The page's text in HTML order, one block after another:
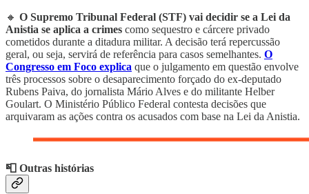
🔸 O Supremo Tribunal Federal (STF) vai decidir se a Lei da
Anistia se aplica a crimes como sequestro e cárcere privado
cometidos durante a ditadura militar. A decisão terá repercussão
geral, ou seja, servirá de referência para casos semelhantes. O
Congresso em Foco explica que o julgamento em questão envolve
três processos sobre o desaparecimento forçado do ex-deputado
Rubens Paiva, do jornalista Mário Alves e do militante Helber
Goulart. O Ministério Público Federal contesta decisões que
arquivaram as ações contra os acusados com base na Lei da Anistia.
📮 Outras histórias